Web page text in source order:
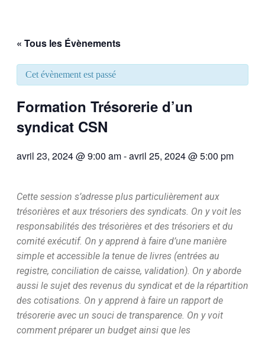
« Tous les Évènements
Cet évènement est passé
Formation Trésorerie d’un
syndicat CSN
avril 23, 2024 @ 9:00 am-avril 25, 2024 @ 5:00 pm
Cette session s’adresse plus particulièrement aux
trésorières et aux trésoriers des syndicats. On y voit les
responsabilités des trésorières et des trésoriers et du
comité exécutif. On y apprend à faire d’une manière
simple et accessible la tenue de livres (entrées au
registre, conciliation de caisse, validation). On y aborde
aussi le sujet des revenus du syndicat et de la répartition
des cotisations. On y apprend à faire un rapport de
trésorerie avec un souci de transparence. On y voit
comment préparer un budget ainsi que les